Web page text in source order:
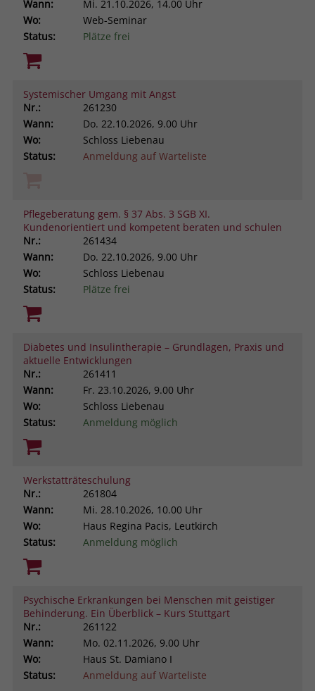
Wann:
Mi. 21.10.2026, 14.00 Uhr
Wo:
Web-Seminar
Status:
Plätze frei
Systemischer Umgang mit Angst
Nr.:
261230
Wann:
Do. 22.10.2026, 9.00 Uhr
Wo:
Schloss Liebenau
Status:
Anmeldung auf Warteliste
Pflegeberatung gem. § 37 Abs. 3 SGB XI.
Kundenorientiert und kompetent beraten und schulen
Nr.:
261434
Wann:
Do. 22.10.2026, 9.00 Uhr
Wo:
Schloss Liebenau
Status:
Plätze frei
Diabetes und Insulintherapie – Grundlagen, Praxis und
aktuelle Entwicklungen
Nr.:
261411
Wann:
Fr. 23.10.2026, 9.00 Uhr
Wo:
Schloss Liebenau
Status:
Anmeldung möglich
Werkstatträteschulung
Nr.:
261804
Wann:
Mi. 28.10.2026, 10.00 Uhr
Wo:
Haus Regina Pacis, Leutkirch
Status:
Anmeldung möglich
Psychische Erkrankungen bei Menschen mit geistiger
Behinderung. Ein Überblick – Kurs Stuttgart
Nr.:
261122
Wann:
Mo. 02.11.2026, 9.00 Uhr
Wo:
Haus St. Damiano I
Status:
Anmeldung auf Warteliste